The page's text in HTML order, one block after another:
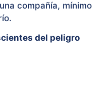
compañía, mínimo
del peligro